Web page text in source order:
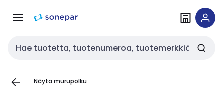
navigointiinsisältöön
Haku
Näytä murupolku